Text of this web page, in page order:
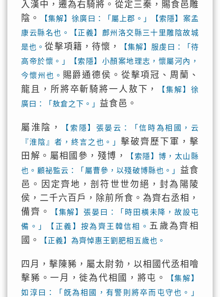
入漢中，遷為右騎將。從定三秦，賜食邑雕
陰。
【集解】徐廣曰：「屬上郡。」【索隱】案孟
康云縣名也。【正義】鄜州洛交縣三十里雕陰故城
是也。從擊項籍，待懷，
【集解】服虔曰：「待
高帝於懷。」【索隱】小顏案地理志，懷屬河內，
今懷州也。 賜爵通德侯。從擊項冠、周蘭、
龍且，所將卒斬騎將一人敖下，
【集解】徐
廣曰：「敖倉之下。」 益食邑。
屬淮陰，
【索隱】張晏云：「信時為相國，云
『淮陰』者，終言之也。」擊破齊歷下軍，擊
田解。屬相國參，殘博，
【索隱】博，太山縣
也。顧祕監云：「屬曹參，以殘破博縣也。」 益食
邑。因定齊地，剖符世世勿絕，封為陽陵
侯，二千六百戶，除前所食。為齊右丞相，
備齊。
【集解】張晏曰：「時田橫未降，故設屯
備。」【正義】按為齊王韓信相。 五歲為齊相
國。
【正義】為齊悼惠王劉肥相五歲也。
四月，擊陳豨，屬太尉勃，以相國代丞相噲
擊豨。一月，徙為代相國，將屯。
【集解】
如淳曰：「旣為相國，有警則將卒而屯守也。」